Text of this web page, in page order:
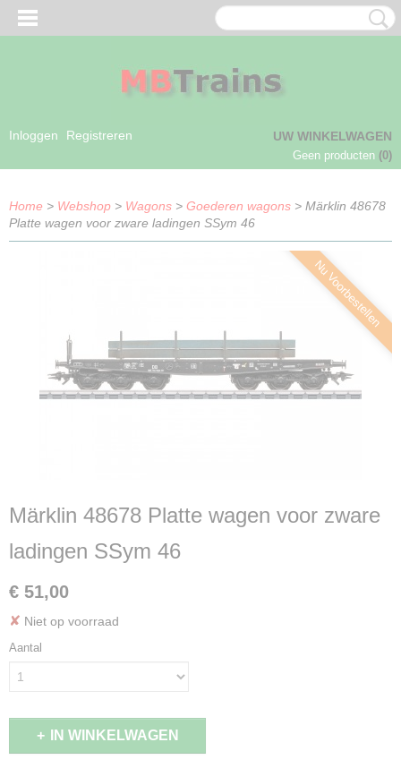
Inloggen Registreren UW WINKELWAGEN
Geen producten (0)
Home > Webshop > Wagons > Goederen wagons > Märklin 48678
Platte wagen voor zware ladingen SSym 46
Nu Voorbestellen
Märklin 48678 Platte wagen voor zware
ladingen SSym 46
€ 51,00
✘ Niet op voorraad
Aantal
IN WINKELWAGEN